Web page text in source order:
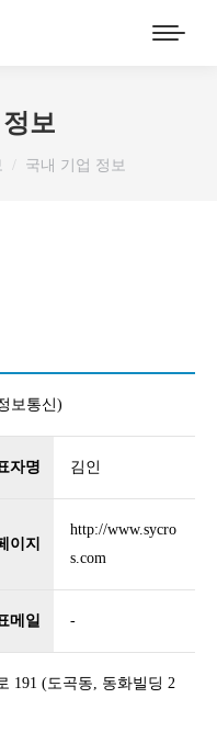
보
국내 기업 정보
보통신)
자명 김인
이지
http://www.sycro
s.com
메일 -
191 (도곡동, 동화빌딩 2